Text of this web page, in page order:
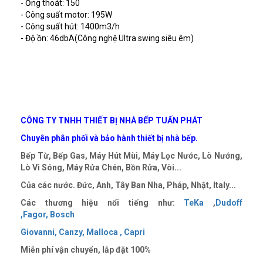
- Ống thoát: 150
- Công suất motor: 195W
- Công suất hút: 1400m3/h
- Độ ồn: 46dbA(Công nghệ Ultra swing siêu êm)
CÔNG TY TNHH THIẾT BỊ NHÀ BẾP TUẤN PHÁT
Chuyên phân phối và bảo hành thiết bị nhà bếp.
Bếp Từ, Bếp Gas, Máy Hút Mùi, Máy Lọc Nước, Lò Nướng,
Lò Vi Sóng, Máy Rửa Chén, Bồn Rửa, Vòi...
Của các nước. Đức, Anh, Tây Ban Nha, Pháp, Nhật, Italy...
Các thương hiệu nổi tiếng như: TeKa , Dudoff
, Fagor, Bosch
Giovanni, Canzy, Malloca , Capri
Miễn phí vận chuyển, lắp đặt 100%